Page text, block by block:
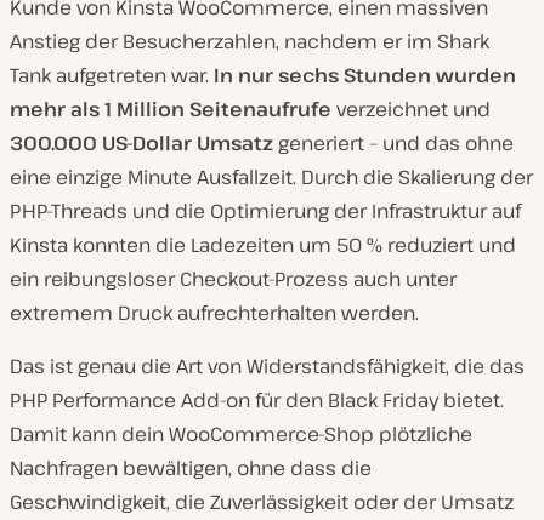
Kunde von Kinsta WooCommerce, einen massiven
Anstieg der Besucherzahlen, nachdem er im Shark
Tank aufgetreten war. In nur sechs Stunden wurden
mehr als 1 Million Seitenaufrufe verzeichnet und
300.000 US-Dollar Umsatz generiert – und das ohne
eine einzige Minute Ausfallzeit. Durch die Skalierung der
PHP-Threads und die Optimierung der Infrastruktur auf
Kinsta konnten die Ladezeiten um 50 % reduziert und
ein reibungsloser Checkout-Prozess auch unter
extremem Druck aufrechterhalten werden.
Das ist genau die Art von Widerstandsfähigkeit, die das
PHP Performance Add-on für den Black Friday bietet.
Damit kann dein WooCommerce-Shop plötzliche
Nachfragen bewältigen, ohne dass die
Geschwindigkeit, die Zuverlässigkeit oder der Umsatz